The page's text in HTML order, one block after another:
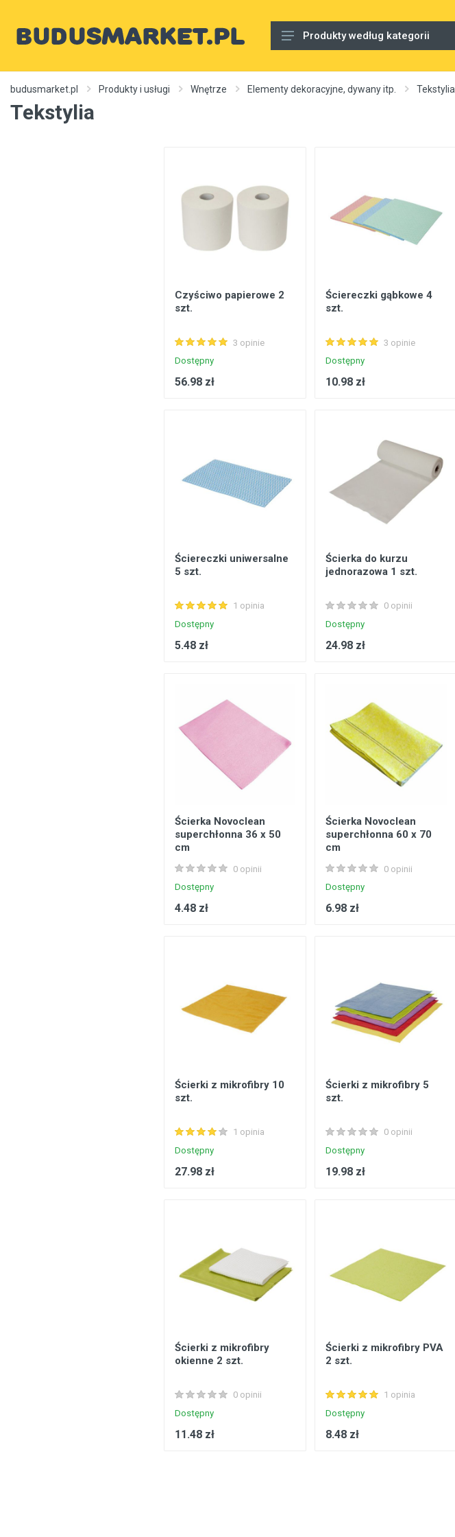
Materiały budowlane
Produkty według kategorii
budusmarket.pl Produkty i usługi Wnętrze Elementy dekoracyjne, dywany itp. Tekstylia
Tekstylia
Czyściwo papierowe 2
szt.
3 opinie
Dostępny
56.98 zł
Ściereczki gąbkowe 4
szt.
3 opinie
Dostępny
10.98 zł
Ściereczki uniwersalne
5 szt.
1 opinia
Dostępny
5.48 zł
Ścierka do kurzu
jednorazowa 1 szt.
0 opinii
Dostępny
24.98 zł
Ścierka Novoclean
superchłonna 36 x 50
cm
0 opinii
Dostępny
4.48 zł
Ścierka Novoclean
superchłonna 60 x 70
cm
0 opinii
Dostępny
6.98 zł
Ścierki z mikrofibry 10
szt.
1 opinia
Dostępny
27.98 zł
Ścierki z mikrofibry 5
szt.
0 opinii
Dostępny
19.98 zł
Ścierki z mikrofibry
okienne 2 szt.
0 opinii
Dostępny
11.48 zł
Ścierki z mikrofibry PVA
2 szt.
1 opinia
Dostępny
8.48 zł